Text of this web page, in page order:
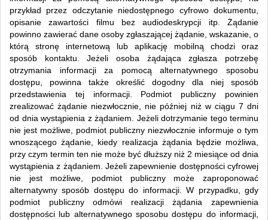
przykład przez odczytanie niedostępnego cyfrowo dokumentu,
opisanie zawartości filmu bez audiodeskrypcji itp. Żądanie
powinno zawierać dane osoby zgłaszającej żądanie, wskazanie, o
którą stronę internetową lub aplikację mobilną chodzi oraz
sposób kontaktu. Jeżeli osoba żądająca zgłasza potrzebę
otrzymania informacji za pomocą alternatywnego sposobu
dostępu, powinna także określić dogodny dla niej sposób
przedstawienia tej informacji. Podmiot publiczny powinien
zrealizować żądanie niezwłocznie, nie później niż w ciągu 7 dni
od dnia wystąpienia z żądaniem. Jeżeli dotrzymanie tego terminu
nie jest możliwe, podmiot publiczny niezwłocznie informuje o tym
wnoszącego żądanie, kiedy realizacja żądania będzie możliwa,
przy czym termin ten nie może być dłuższy niż 2 miesiące od dnia
wystąpienia z żądaniem. Jeżeli zapewnienie dostępności cyfrowej
nie jest możliwe, podmiot publiczny może zaproponować
alternatywny sposób dostępu do informacji. W przypadku, gdy
podmiot publiczny odmówi realizacji żądania zapewnienia
dostępności lub alternatywnego sposobu dostępu do informacji,